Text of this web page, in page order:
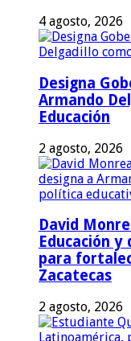
4 agosto, 2026
Designa
Armando
Educación
2 agosto, 2026
David
Educación
para
Zacatecas
2 agosto, 2026